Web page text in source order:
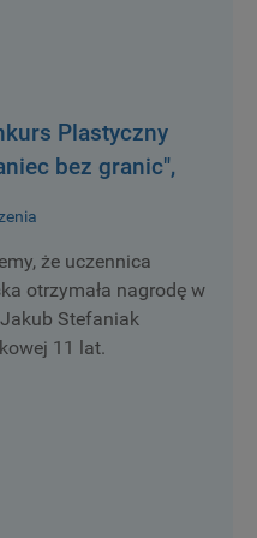
Plastyczny
bez granic",
że uczennica
otrzymała nagrodę w
Stefaniak
11 lat.